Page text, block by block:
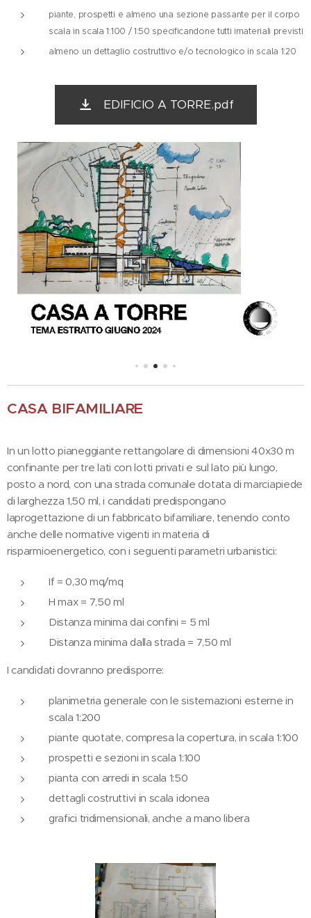
piante, prospetti e almeno una sezione passante per il corpo
scala in scala 1:100 / 1:50 specificandone tutti imateriali previsti
almeno un dettaglio costruttivo e/o tecnologico in scala 1:20
EDIFICIO A TORRE.pdf
CASA BIFAMILIARE
In un lotto pianeggiante rettangolare di dimensioni 40x30 m
confinante per tre lati con lotti privati e sul lato più lungo,
posto a nord, con una strada comunale dotata di marciapiede
di larghezza 1,50 ml, i candidati predispongano
laprogettazione di un fabbricato bifamiliare, tenendo conto
anche delle normative vigenti in materia di
risparmioenergetico, con i seguenti parametri urbanistici:
If = 0,30 mq/mq
H max = 7,50 ml
Distanza minima dai confini = 5 ml
Distanza minima dalla strada = 7,50 ml
I candidati dovranno predisporre:
planimetria generale con le sistemazioni esterne in
scala 1:200
piante quotate, compresa la copertura, in scala 1:100
prospetti e sezioni in scala 1:100
pianta con arredi in scala 1:50
dettagli costruttivi in scala idonea
grafici tridimensionali, anche a mano libera